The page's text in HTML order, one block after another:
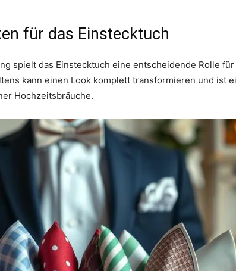
für das Einstecktuch
spielt das Einstecktuch eine entscheidende Rolle für
kann einen Look komplett transformieren und ist
Hochzeitsbräuche.